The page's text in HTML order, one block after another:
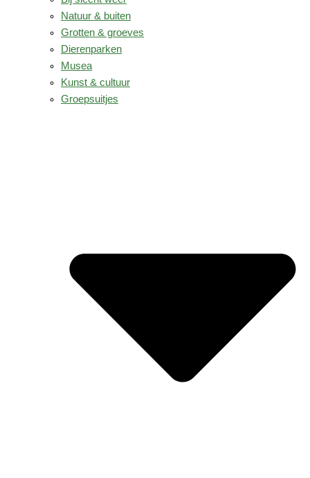
Natuur & buiten
Grotten & groeves
Dierenparken
Musea
Kunst & cultuur
Groepsuitjes